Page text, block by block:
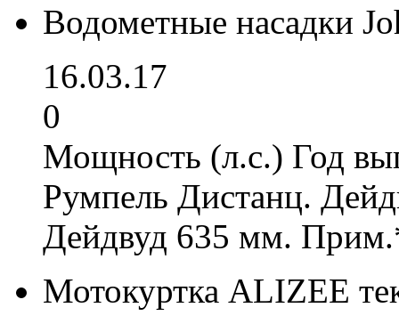
Водометные насадки
16.03.17
0
Мощность (л.с.) Год
Румпель Дистанц.
Дейдвуд 635 мм.
Мотокуртка ALIZEE